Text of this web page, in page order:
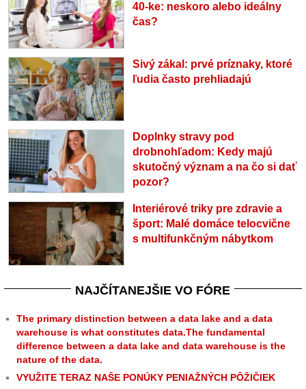
40-ke: neskoro alebo ideálny
čas?
Sivý zákal: prvé príznaky, ktoré
ľudia často prehliadajú
Doplnky stravy pod
drobnohľadom: Kedy majú
skutočný význam a na čo si dať
pozor?
Interiérové triky pre zdravie a
šport: Malé domáce telocvične
s multifunkčným nábytkom
NAJČÍTANEJŠIE VO FÓRE
The primary distinction between a data lake and a data
warehouse is what constitutes data.The fundamental
difference between a data lake and data warehouse is the
nature of the data.
VYUŽITE TERAZ NAŠE PONÚKY PENIAŽNÝCH PÔŽIČIEK